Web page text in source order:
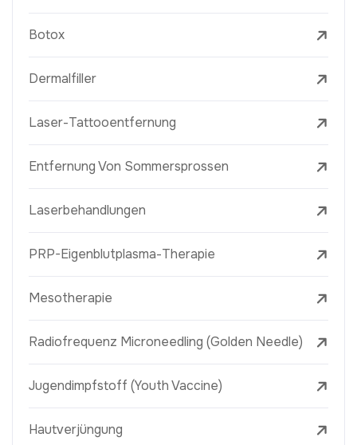
Botox
Dermalfiller
Laser-Tattooentfernung
Entfernung Von Sommersprossen
Laserbehandlungen
PRP-Eigenblutplasma-Therapie
Mesotherapie
Radiofrequenz Microneedling (Golden Needle)
Jugendimpfstoff (Youth Vaccine)
Hautverjüngung